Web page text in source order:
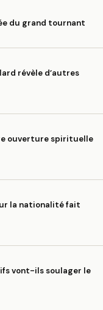
du grand tournant
révèle d’autres
ouverture spirituelle
la nationalité fait
vont-ils soulager le